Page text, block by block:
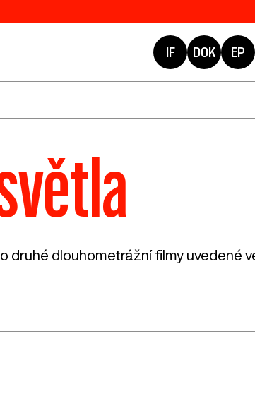
IF DOK EP
dlouhometrážní filmy uvedené